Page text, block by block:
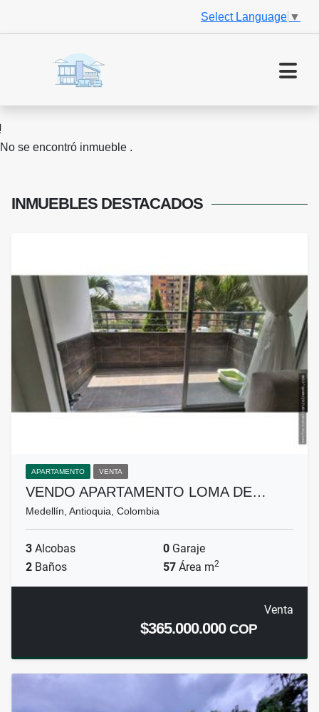
Select Language ▼
No se encontró inmueble .
INMUEBLES DESTACADOS
APARTAMENTO VENTA
VENDO APARTAMENTO LOMA DE…
Medellín, Antioquia, Colombia
3 Alcobas 0 Garaje
2 Baños 57 Área m2
Venta
$365.000.000COP